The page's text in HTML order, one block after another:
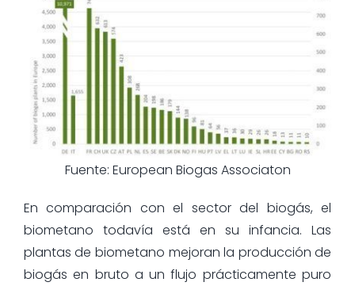
Fuente: European Biogas Associaton
En comparación con el sector del biogás, el
biometano todavía está en su infancia. Las
plantas de biometano mejoran la producción de
biogás en bruto a un flujo prácticamente puro